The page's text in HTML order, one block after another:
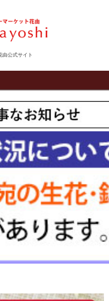
由公式サイト